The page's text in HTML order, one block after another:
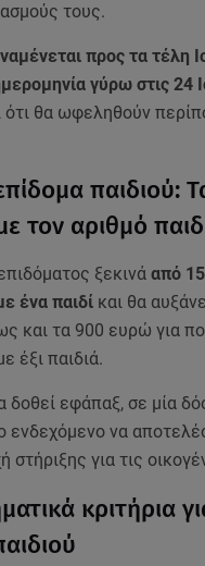
τους.
προς τα τέλη
γύρω στις 24
ότι θα ωφεληθούν
παιδιού:
τον αριθμό
ξεκινά από
ένα παιδί και θα
και τα 900 ευρώ για
έξι παιδιά.
δοθεί εφάπαξ, σε μία
ενδεχόμενο να
στήριξης για τις
κριτήρια